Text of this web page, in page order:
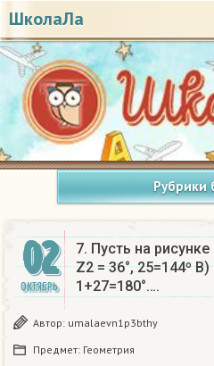
ШколаЛа
Рубрики
02
ОКТЯБРЬ
7. Пусть на рисунке
Z2 = 36°, 25=144º
1+27=180°….
Автор: umalaevn1p3bthy
Предмет: Геометрия